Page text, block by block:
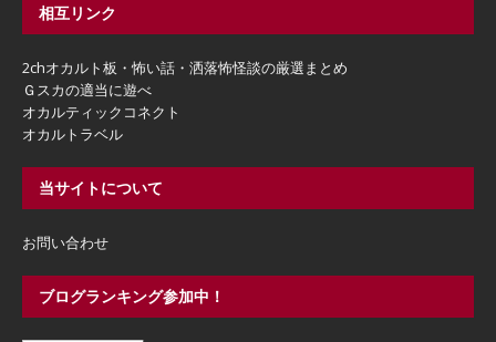
相互リンク
2chオカルト板・怖い話・洒落怖怪談の厳選まとめ
Ｇスカの適当に遊べ
オカルティックコネクト
オカルトラベル
当サイトについて
お問い合わせ
ブログランキング参加中！